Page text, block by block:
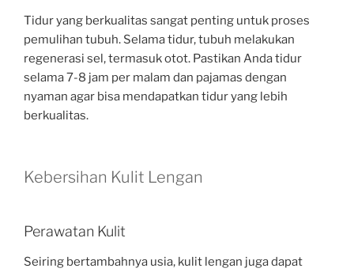
Tidur yang berkualitas sangat penting untuk proses
pemulihan tubuh. Selama tidur, tubuh melakukan
regenerasi sel, termasuk otot. Pastikan Anda tidur
selama 7-8 jam per malam dan pajamas dengan
nyaman agar bisa mendapatkan tidur yang lebih
berkualitas.
Kebersihan Kulit Lengan
Perawatan Kulit
Seiring bertambahnya usia, kulit lengan juga dapat